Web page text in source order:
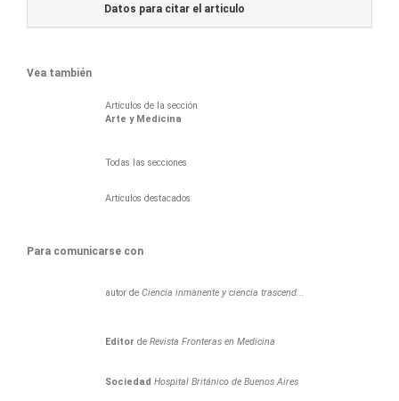
Datos para citar el articulo
Vea también
Artículos de la sección
Arte y Medicina
Todas las secciones
Artículos destacados
Para comunicarse con
autor deCiencia inmanente y ciencia trascend...
Editor deRevista Fronteras en Medicina
Sociedad Hospital Británico de Buenos Aires